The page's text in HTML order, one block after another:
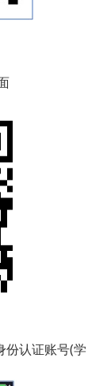
份认证账号(学